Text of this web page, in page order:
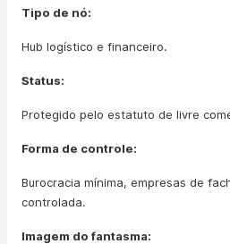
Tipo de nó:
Hub logístico e financeiro.
Status:
Protegido pelo estatuto de livre
Forma de controle:
Burocracia mínima, empresas de
controlada.
Imagem do fantasma: